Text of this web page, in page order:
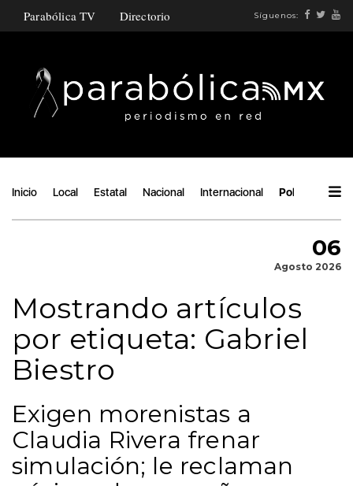
Parabólica TV Directorio Síguenos:
Inicio Local Estatal Nacional Internacional Política
06
Agosto 2026
Mostrando artículos
por etiqueta: Gabriel
Biestro
Exigen morenistas a
Claudia Rivera frenar
simulación; le reclaman